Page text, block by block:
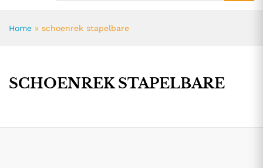
Home » schoenrek stapelbare
SCHOENREK STAPELBARE